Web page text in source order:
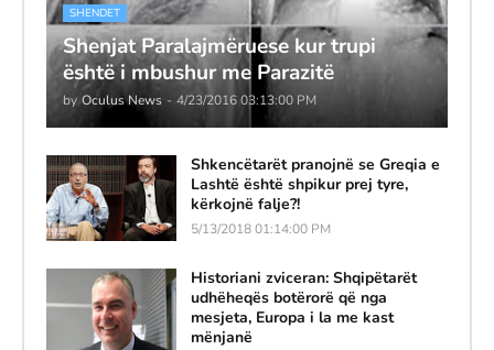
SHENDET
Shenjat Paralajmëruese kur trupi
është i mbushur me Parazitë
by Oculus News - 4/23/2016 03:13:00 PM
Shkencëtarët pranojnë se Greqia e
Lashtë është shpikur prej tyre,
kërkojnë falje?!
5/13/2018 01:14:00 PM
Historiani zviceran: Shqipëtarët
udhëheqës botërorë që nga
mesjeta, Europa i la me kast
mënjanë